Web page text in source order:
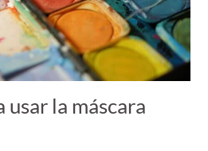
usar la máscara